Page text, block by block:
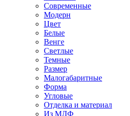
Современные
Модерн
Цвет
Белые
Венге
Светлые
Темные
Размер
Малогабаритные
Форма
Угловые
Отделка и материал
Из МДФ